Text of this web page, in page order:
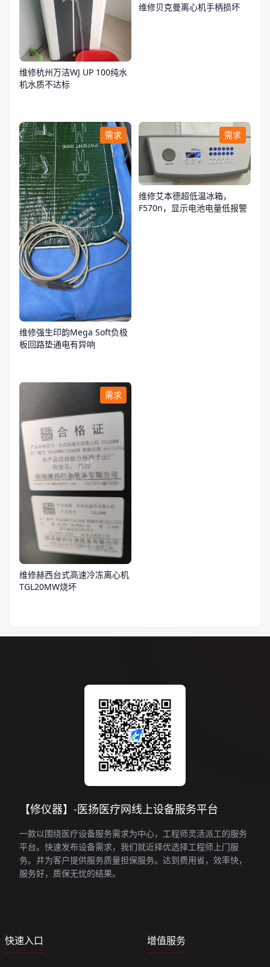
维修杭州万洁WJ UP 100纯水
机水质不达标
维修贝克曼离心机手柄损坏
需求
维修强生印韵Mega Soft负极
板回路垫通电有异响
需求
维修艾本德超低温冰箱，
F570n，显示电池电量低报警
需求
维修赫西台式高速冷冻离心机
TGL20MW烧坏
【修仪器】-医扬医疗网线上设备服务平台
一款以围绕医疗设备服务需求为中心，工程师灵活派工的服务
平台。快速发布设备需求，我们就近择优选择工程师上门服
务。并为客户提供服务质量担保服务。达到费用省，效率快，
服务好，质保无忧的结果。
快速入口 增值服务